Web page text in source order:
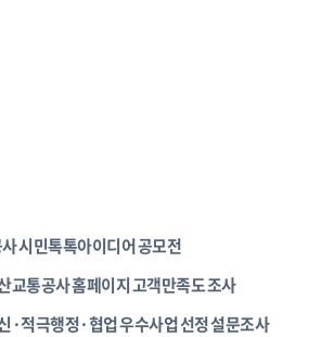
시민톡톡아이디어 공모전
교통공사 홈페이지 고객만족도 조사
·적극행정·협업 우수사업 선정 설문조사